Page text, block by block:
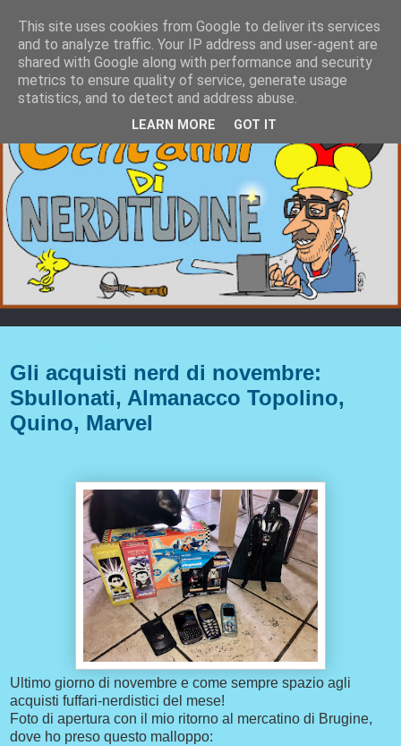
Gli acquisti nerd di novembre:
Sbullonati, Almanacco Topolino,
Quino, Marvel
Ultimo giorno di novembre e come sempre spazio agli
acquisti fuffari-nerdistici del mese!
Foto di apertura con il mio ritorno al mercatino di Brugine,
dove ho preso questo malloppo:
This site uses cookies from Google to deliver its services
and to analyze traffic. Your IP address and user-agent are
shared with Google along with performance and security
metrics to ensure quality of service, generate usage
statistics, and to detect and address abuse.
LEARN MORE GOT IT